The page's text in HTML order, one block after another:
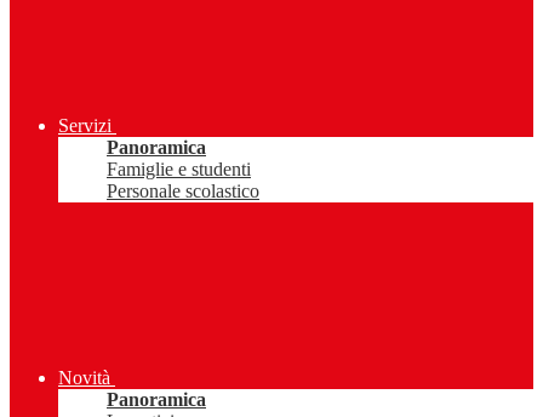
Servizi
Panoramica
Famiglie e studenti
Personale scolastico
Novità
Panoramica